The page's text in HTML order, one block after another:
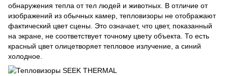
обнаружения тепла от тел людей и животных. В отличие от
изображений из обычных камер, тепловизоры не отображают
фактический цвет сцены. Это означает, что цвет, показанный
на экране, не соответствует точному цвету объекта. То есть
красный цвет олицетворяет тепловое излучение, а синий
холодное.